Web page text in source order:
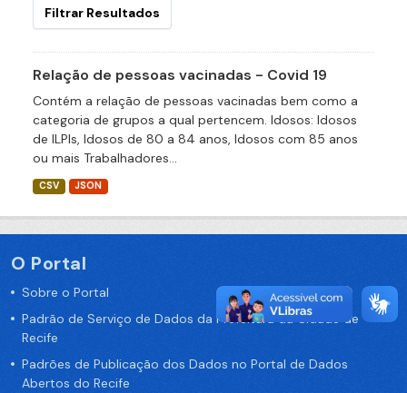
Filtrar Resultados
Relação de pessoas vacinadas - Covid 19
Contém a relação de pessoas vacinadas bem como a
categoria de grupos a qual pertencem. Idosos: Idosos
de ILPIs, Idosos de 80 a 84 anos, Idosos com 85 anos
ou mais Trabalhadores...
CSV JSON
O Portal
Sobre o Portal
Padrão de Serviço de Dados da Prefeitura da Cidade de
Recife
Padrões de Publicação dos Dados no Portal de Dados
Abertos do Recife